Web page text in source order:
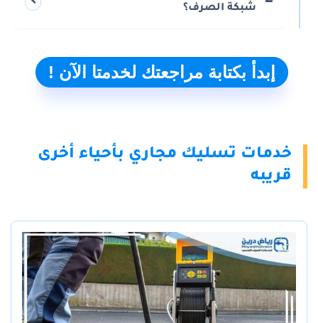
شبكة الصرف؟
إبدأ بكتابة مراجعتك لخدمتا الآن !
خدمات تسليك مجاري بأحياء أخرى
قريبه